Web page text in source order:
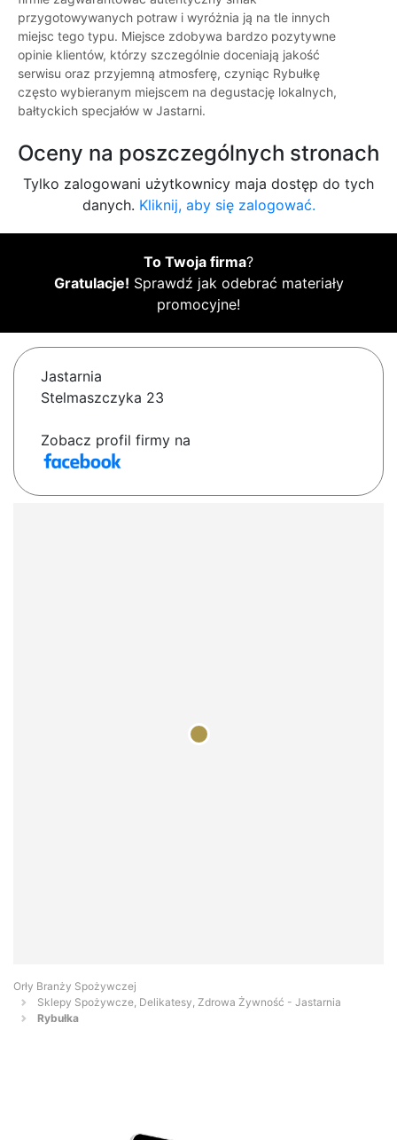
przygotowywanych potraw i wyróżnia ją na tle innych
miejsc tego typu. Miejsce zdobywa bardzo pozytywne
opinie klientów, którzy szczególnie doceniają jakość
serwisu oraz przyjemną atmosferę, czyniąc Rybułkę
często wybieranym miejscem na degustację lokalnych,
bałtyckich specjałów w Jastarni.
Oceny na poszczególnych stronach
Tylko zalogowani użytkownicy maja dostęp do tych
danych. Kliknij, aby się zalogować.
To Twoja firma?
Gratulacje! Sprawdź jak odebrać materiały
promocyjne!
Jastarnia
Stelmaszczyka 23
Zobacz profil firmy na
Orły Branży Spożywczej
Sklepy Spożywcze, Delikatesy, Zdrowa Żywność - Jastarnia
Rybułka